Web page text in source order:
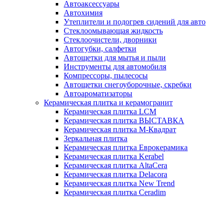
Автоаксессуары
Автохимия
Утеплители и подогрев сидений для авто
Стеклоомывающая жидкость
Стеклоочистели, дворники
Автогубки, салфетки
Автощетки для мытья и пыли
Инструменты для автомобиля
Компрессоры, пылесосы
Автощетки снегоуборочные, скребки
Автоароматизаторы
Керамическая плитка и керамогранит
Керамическая плитка LCM
Керамическая плитка ВЫСТАВКА
Керамическая плитка М-Квадрат
Зеркальная плитка
Керамическая плитка Еврокерамика
Керамическая плитка Kerabel
Керамическая плитка AltaCera
Керамическая плитка Delacora
Керамическая плитка New Trend
Керамическая плитка Ceradim